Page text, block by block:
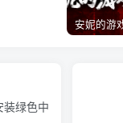
绿色中